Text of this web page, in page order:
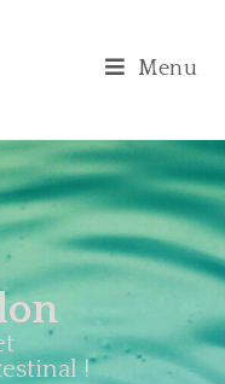
Menu
!